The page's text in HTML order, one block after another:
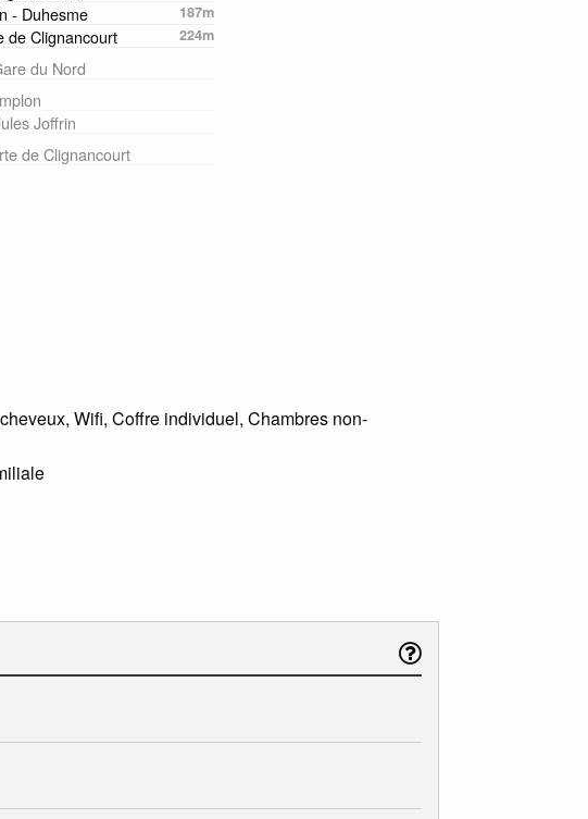
- Duhesme
187m
de Clignancourt
224m
du Nord
Joffrin
de Clignancourt
Wifi, Coffre individuel, Chambres non-